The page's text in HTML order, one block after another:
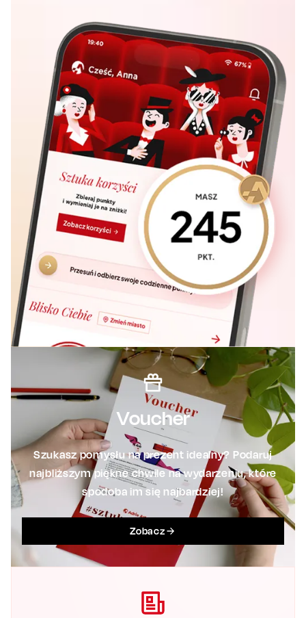
Voucher
Szukasz pomysłu na prezent idealny? Podaruj
najbliższym piękne chwile na wydarzeniu, które
spodoba im się najbardziej!
Zobacz